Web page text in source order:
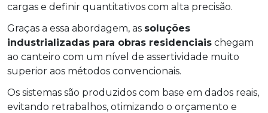
cargas e definir quantitativos com alta precisão.
Graças a essa abordagem, as soluções
industrializadas para obras residenciais chegam
ao canteiro com um nível de assertividade muito
superior aos métodos convencionais.
Os sistemas são produzidos com base em dados reais,
evitando retrabalhos, otimizando o orçamento e